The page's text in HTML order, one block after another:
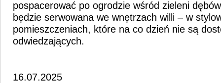
pospacerować po ogrodzie wśród zieleni
będzie serwowana we wnętrzach willi – w
pomieszczeniach, które na co dzień nie są
odwiedzających.
16.07.2025